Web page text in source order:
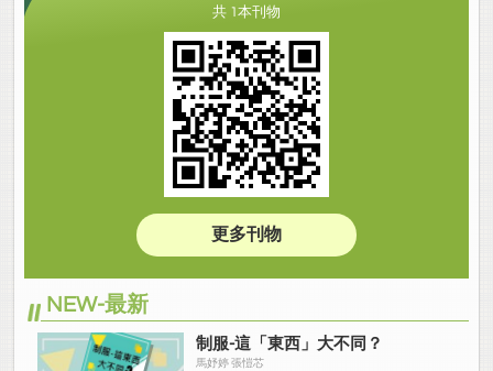
共 1本刊物
更多刊物
NEW-最新
制服-這「東西」大不同？
馬妤婷 張愷芯